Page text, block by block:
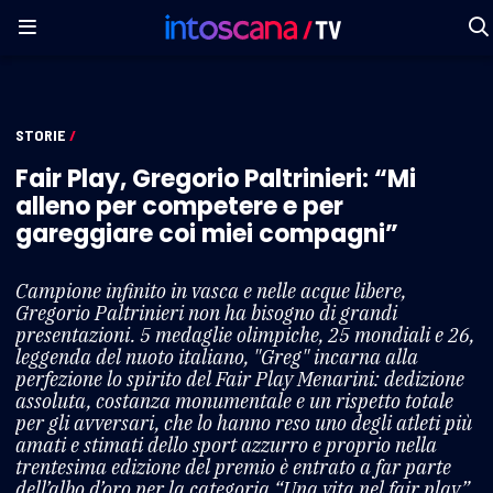
STORIE /
Fair Play, Gregorio Paltrinieri: “Mi
alleno per competere e per
gareggiare coi miei compagni”
Campione infinito in vasca e nelle acque libere,
Gregorio Paltrinieri non ha bisogno di grandi
presentazioni. 5 medaglie olimpiche, 25 mondiali e 26,
leggenda del nuoto italiano, "Greg" incarna alla
perfezione lo spirito del Fair Play Menarini: dedizione
assoluta, costanza monumentale e un rispetto totale
per gli avversari, che lo hanno reso uno degli atleti più
amati e stimati dello sport azzurro e proprio nella
trentesima edizione del premio è entrato a far parte